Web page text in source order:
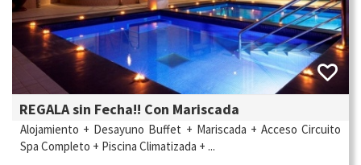
REGALA sin Fecha!! Con Mariscada
Alojamiento + Desayuno Buffet + Mariscada + Acceso Circuito
Spa Completo + Piscina Climatizada + ...